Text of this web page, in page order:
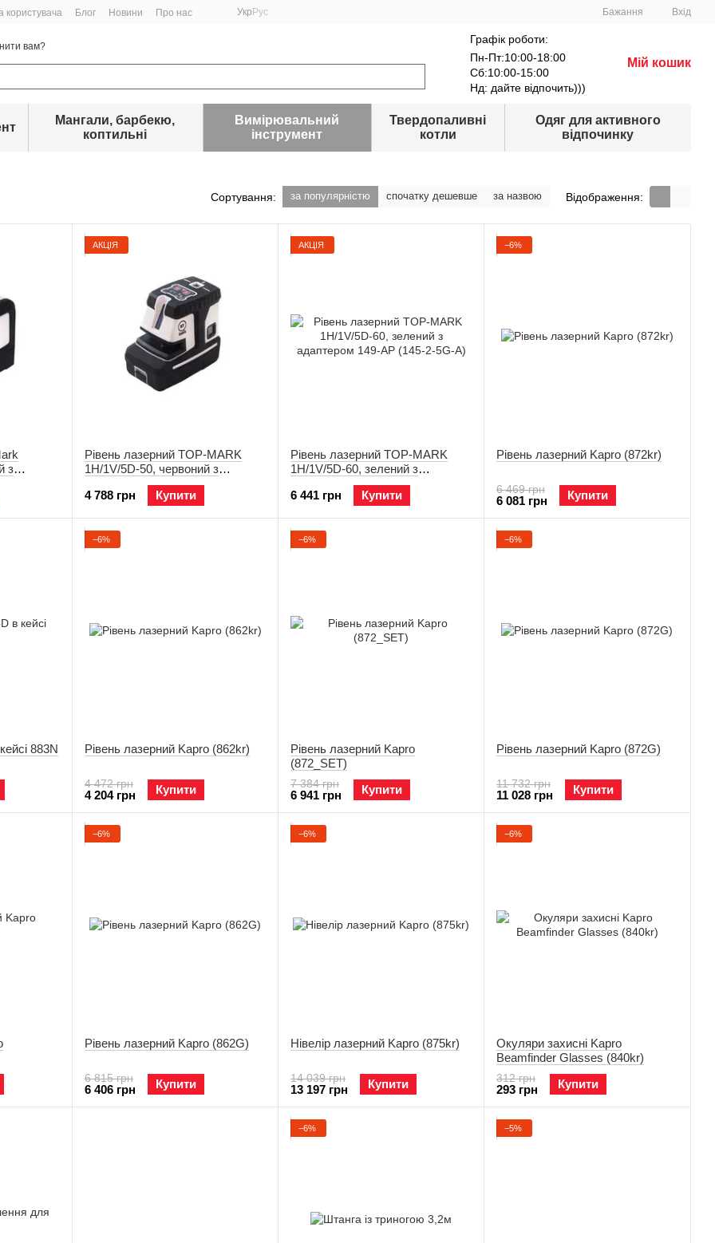
користувача Блог Новини Про нас Укр Рус Бажання Вхід
вам?
Графік роботи:
Пн-Пт:10:00-18:00
Сб:10:00-15:00
Нд: дайте відпочить)))
Мій кошик
Мангали, барбекю,
коптильні
Вимірювальний
інструмент
Твердопаливні
котли
Одяг для активного
відпочинку
Сортування: за популярністю спочатку дешевше за назвою Відображення:
з
3R-
АКЦІЯ
Рівень лазерний TOP-MARK
1H/1V/5D-50, червоний з
адаптером 149-AP (145-2-5R-A)
4 788 грн
Купити
АКЦІЯ
Рівень лазерний TOP-MARK
1H/1V/5D-60, зелений з
адаптером 149-AP (145-2-5G-A)
6 441 грн
Купити
−6%
Рівень лазерний Kapro (872kr)
6 469 грн
6 081 грн Купити
883N
−6%
Рівень лазерний Kapro (862kr)
4 472 грн
4 204 грн Купити
−6%
Рівень лазерний Kapro
(872_SET)
7 384 грн
6 941 грн Купити
−6%
Рівень лазерний Kapro (872G)
11 732 грн
11 028 грн Купити
−6%
Рівень лазерний Kapro (862G)
6 815 грн
6 406 грн Купити
−6%
Нівелір лазерний Kapro (875kr)
14 039 грн
13 197 грн Купити
−6%
Окуляри захисні Kapro
Beamfinder Glasses (840kr)
312 грн
293 грн Купити
−6% −5%